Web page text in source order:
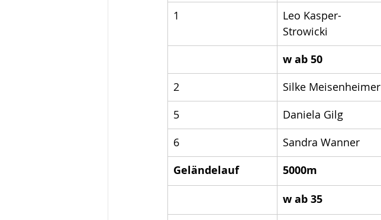
1
Leo Kasper-
Strowicki
w ab 50
2 Silke Meisenheimer
5
Daniela Gilg
6
Sandra Wanner
Geländelauf
5000m
w ab 35